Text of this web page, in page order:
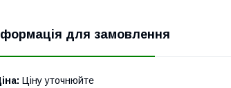
для замовлення
Ціну уточнюйте